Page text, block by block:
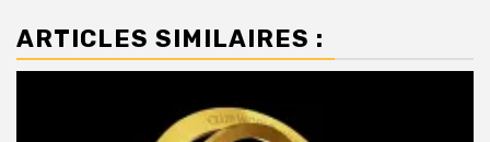
ARTICLES SIMILAIRES :